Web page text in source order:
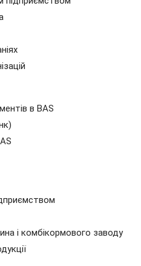
в BAS
і комбікормового заводу